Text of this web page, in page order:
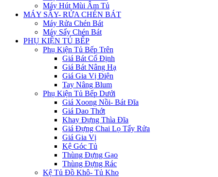
Máy Hút Mùi Âm Tủ
MÁY SẤY- RỬA CHÉN BÁT
Máy Rửa Chén Bát
Máy Sấy Chén Bát
PHỤ KIỆN TỦ BẾP
Phụ Kiện Tủ Bếp Trên
Giá Bát Cố Định
Giá Bát Nâng Hạ
Giá Gia Vị Điện
Tay Nâng Blum
Phụ Kiện Tủ Bếp Dưới
Giá Xoong Nồi- Bát Đĩa
Giá Dao Thớt
Khay Đựng Thìa Đĩa
Giá Đựng Chai Lọ Tẩy Rửa
Giá Gia Vị
Kệ Góc Tủ
Thùng Đựng Gạo
Thùng Đựng Rác
Kệ Tủ Đồ Khô- Tủ Kho